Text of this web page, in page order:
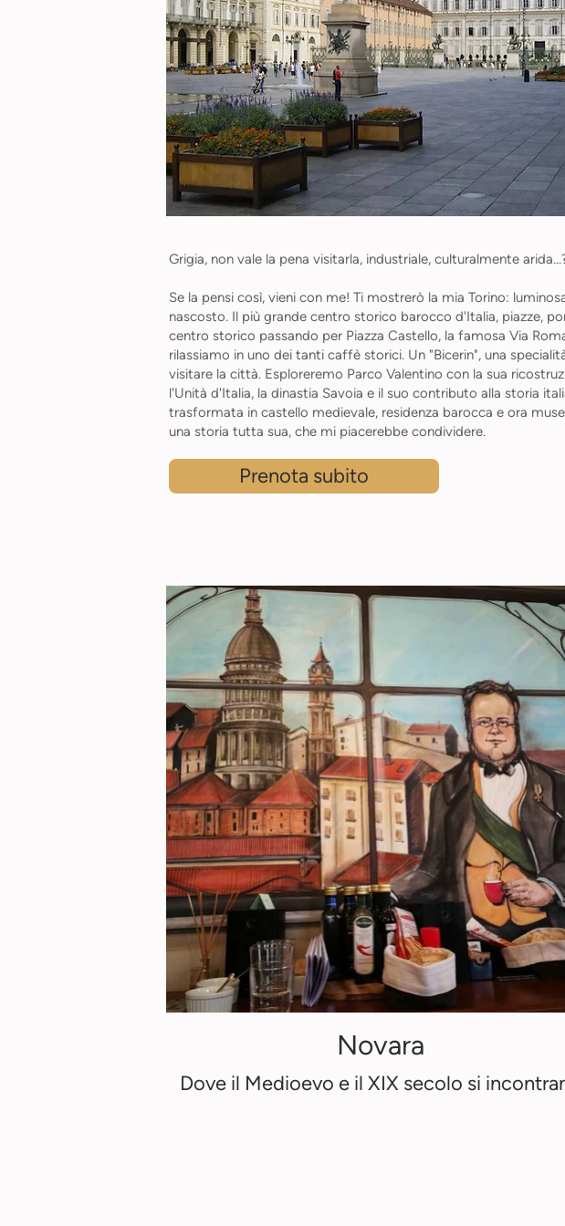
Grigia, non vale la pena visitarla, industriale, culturalmente
Se la pensi così, vieni con me! Ti mostrerò la mia Torino:
nascosto. Il più grande centro storico barocco d'Italia, piazze,
centro storico passando per Piazza Castello, la famosa Via
rilassiamo in uno dei tanti caffè storici. Un "Bicerin", una
visitare la città. Esploreremo Parco Valentino con la sua
l'Unità d'Italia, la dinastia Savoia e il suo contributo alla storia
trasformata in castello medievale, residenza barocca e ora
una storia tutta sua, che mi piacerebbe condividere.
Prenota subito
Novara
Dove il Medioevo e il XIX secolo si